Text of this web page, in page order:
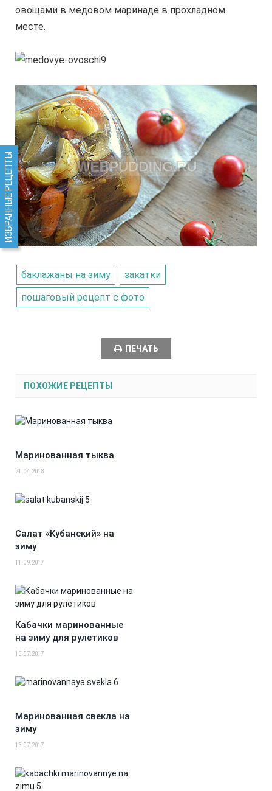
овощами в медовом маринаде в прохладном
месте.
баклажаны на зиму
закатки
пошаговый рецепт с фото
ПЕЧАТЬ
ПОХОЖИЕ РЕЦЕПТЫ
Маринованная тыква
21.04.2018
Салат «Кубанский» на
зиму
11.09.2017
Кабачки маринованные
на зиму для рулетиков
15.07.2017
Маринованная свекла на
зиму
13.07.2017
ИЗБРАННЫЕ РЕЦЕПТЫ